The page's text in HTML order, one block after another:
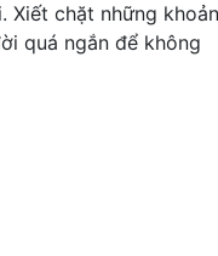
Xiết chặt những
quá ngắn để không